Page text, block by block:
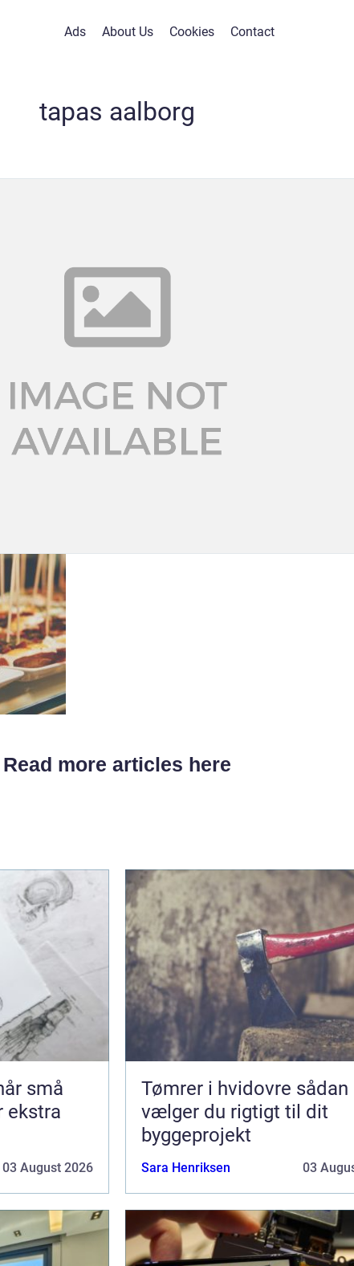
Ads About Us Cookies Contact
tapas aalborg
Read more articles here
små
ekstra
03 August 2026
Tømrer i hvidovre sådan
vælger du rigtigt til dit
byggeprojekt
Sara Henriksen 03